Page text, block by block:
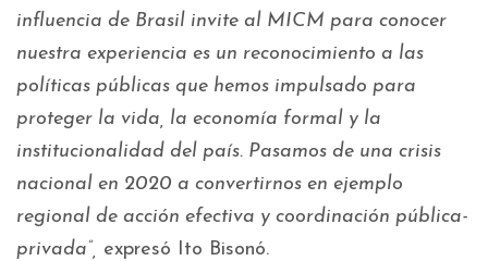
influencia de Brasil invite al MICM para conocer
nuestra experiencia es un reconocimiento a las
políticas públicas que hemos impulsado para
proteger la vida, la economía formal y la
institucionalidad del país. Pasamos de una crisis
nacional en 2020 a convertirnos en ejemplo
regional de acción efectiva y coordinación pública-
privada”, expresó Ito Bisonó.